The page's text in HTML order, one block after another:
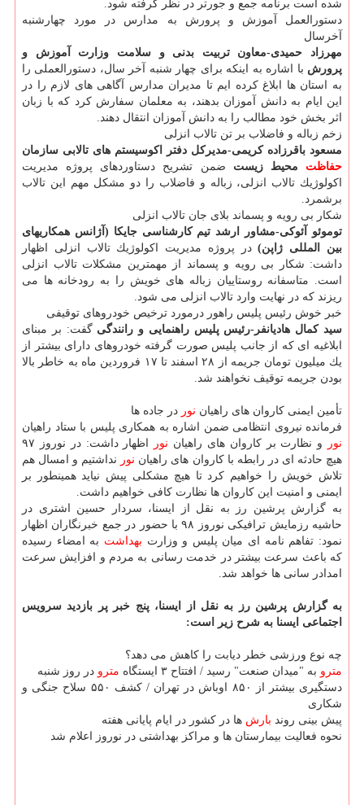
شده است برنامه جمع و جورتر در نظر گرفته شود.
دستورالعمل آموزش و پرورش به مدارس در مورد چهارشنبه
آخرسال
مهرزاد حمیدی-معاون تربیت بدنی و سلامت وزارت آموزش و
پرورش با اشاره به اینكه برای چهار شنبه آخر سال، دستورالعملی را
به استان ها ابلاغ كرده ایم تا مدیران مدارس آگاهی های لازم را در
این ایام به دانش آموزان بدهند، به معلمان سفارش كرد كه با زبان
اثر بخش خود مطالب را به دانش آموزان انتقال دهند.
زخم زباله و فاضلاب بر تن تالاب انزلی
مسعود باقرزاده كریمی-مدیركل دفتر اكوسیستم های تالابی سازمان
حفاظت محیط زیست ضمن تشریح دستاوردهای پروژه مدیریت
اكولوژیك تالاب انزلی، زباله و فاضلاب را دو مشكل مهم این تالاب
برشمرد.
شكار بی رویه و پسماند بلای جان تالاب انزلی
توموئو آئوكی-مشاور ارشد تیم كارشناسی جایكا (آژانس همكاریهای
بین المللی ژاپن)در پروژه مدیریت اكولوژیك تالاب انزلی اظهار
داشت: شكار بی رویه و پسماند از مهمترین مشكلات تالاب انزلی
است. متاسفانه روستاییان زباله های خویش را به رودخانه ها می
ریزند كه در نهایت وارد تالاب انزلی می شود.
خبر خوش رئیس پلیس راهور درمورد ترخیص خودروهای توقیفی
سید كمال هادیانفر-رئیس پلیس راهنمایی و رانندگیگفت: بر مبنای
ابلاغیه ای كه از جانب پلیس صورت گرفته خودروهای دارای بیشتر از
یك میلیون تومان جریمه از ۲۸ اسفند تا ۱۷ فروردین ماه به خاطر بالا
بودن جریمه توقیف نخواهند شد.
تأمین ایمنی كاروان های راهیان نور در جاده ها
فرمانده نیروی انتظامی ضمن اشاره به همكاری پلیس با ستاد راهیان
نور
و نظارت بر كاروان های راهیان نور
اظهار داشت: در نوروز ۹۷
هیچ حادثه ای در رابطه با كاروان های راهیان نور نداشتیم و امسال هم
تلاش خویش را خواهیم كرد تا هیچ مشكلی پیش نیاید همینطور بر
ایمنی و امنیت این كاروان ها نظارت كافی خواهیم داشت.
به گزارش پرشین رز به نقل از ایسنا، سردار حسین اشتری در
حاشیه رزمایش ترافیكی نوروز ۹۸ با حضور در جمع خبرنگاران اظهار
نمود: تفاهم نامه ای میان پلیس و وزارت بهداشت به امضاء رسیده
كه باعث سرعت بیشتر در خدمت رسانی به مردم و افزایش سرعت
امدادر سانی ها خواهد شد.
به گزارش پرشین رز به نقل از ایسنا، پنج خبر پر بازدید سرویس
اجتماعی ایسنا به شرح زیر است:
چه نوع ورزشی خطر دیابت را كاهش می دهد؟
مترو به "میدان صنعت" رسید / افتتاح ۳ ایستگاه مترو در روز شنبه
دستگیری بیشتر از ۸۵۰ اوباش در تهران / كشف ۵۵۰ سلاح جنگی و
شكاری
پیش بینی روند بارش ها در كشور در ایام پایانی هفته
نحوه فعالیت بیمارستان ها و مراكز بهداشتی در نوروز اعلام شد